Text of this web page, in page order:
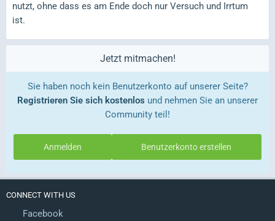
nutzt, ohne dass es am Ende doch nur Versuch und Irrtum
ist.
Jetzt mitmachen!
Sie haben noch kein Benutzerkonto auf unserer Seite?
Registrieren Sie sich kostenlos und nehmen Sie an unserer
Community teil!
Benutzerkonto erstellen
Anmelden
CONNECT WITH US
Facebook